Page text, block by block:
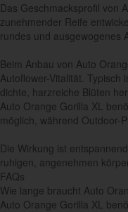
Das Geschmacksprofil von
zunehmender Reife
rundes und ausgewogenes
Beim Anbau von Auto
Autoflower-Vitalität.
dichte, harzreiche Blüten
Auto Orange Gorilla XL
möglich, während Outdoor-
Die Wirkung ist
ruhigen, angenehmen
FAQs
Wie lange braucht Auto
Auto Orange Gorilla XL